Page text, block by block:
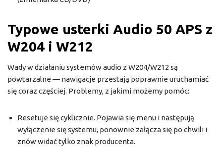
Typowe usterki Audio 50 APS z
W204 i W212
Wady w działaniu systemów audio z W204/W212 są
powtarzalne — nawigacje przestają poprawnie uruchamiać
się coraz częściej. Problemy, z jakimi możemy pomóc:
Resetuje się cyklicznie. Pojawia się menu i następują
wyłączenie się systemu, ponownie załącza się po chwili i
znów widać tylko znak producenta.